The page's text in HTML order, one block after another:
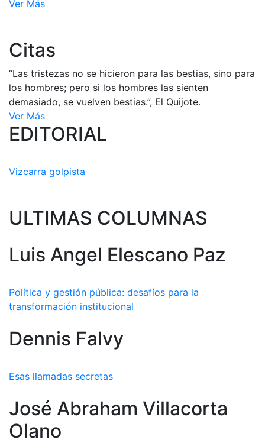
Ver Más
Citas
“Las tristezas no se hicieron para las bestias, sino para
los hombres; pero si los hombres las sienten
demasiado, se vuelven bestias.”, El Quijote.
Ver Más
EDITORIAL
Vizcarra golpista
ULTIMAS COLUMNAS
Luis Angel Elescano Paz
Política y gestión pública: desafíos para la
transformación institucional
Dennis Falvy
Esas llamadas secretas
José Abraham Villacorta
Olano